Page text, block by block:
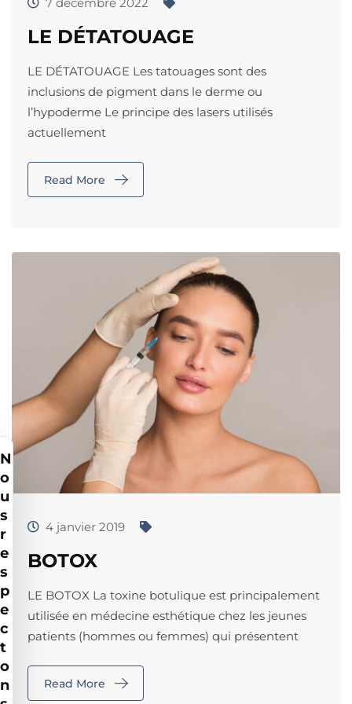
7 décembre 2022
LE DÉTATOUAGE
LE DÉTATOUAGE Les tatouages sont des
inclusions de pigment dans le derme ou
l’hypoderme Le principe des lasers utilisés
actuellement
Read More
4 janvier 2019
BOTOX
LE BOTOX La toxine botulique est principalement
utilisée en médecine esthétique chez les jeunes
patients (hommes ou femmes) qui présentent
Read More
N
o
u
s
r
e
s
p
e
c
t
o
n